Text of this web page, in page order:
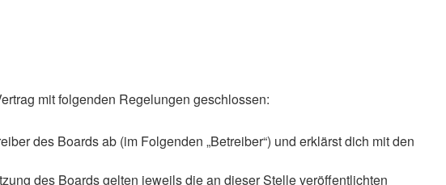
mit folgenden Regelungen geschlossen:
des Boards ab (im Folgenden „Betreiber“) und erklärst dich mit den
des Boards gelten jeweils die an dieser Stelle veröffentlichten